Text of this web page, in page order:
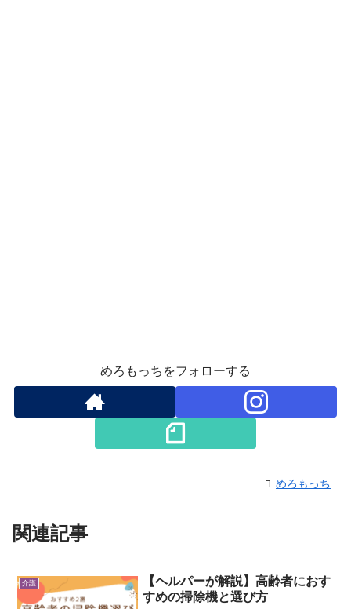
めろもっちをフォローする
めろもっち
関連記事
介護
【ヘルパーが解説】高齢者におす
すめの掃除機と選び方